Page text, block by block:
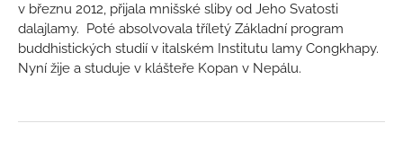
v březnu 2012, přijala mnišské sliby od Jeho Svatosti
dalajlamy. Poté absolvovala tříletý Základní program
buddhistických studií v italském Institutu lamy Congkhapy.
Nyní žije a studuje v klášteře Kopan v Nepálu.